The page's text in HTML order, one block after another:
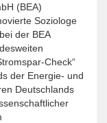
(BEA)
Soziologe
der BEA
Check“
der Energie- und
Deutschlands